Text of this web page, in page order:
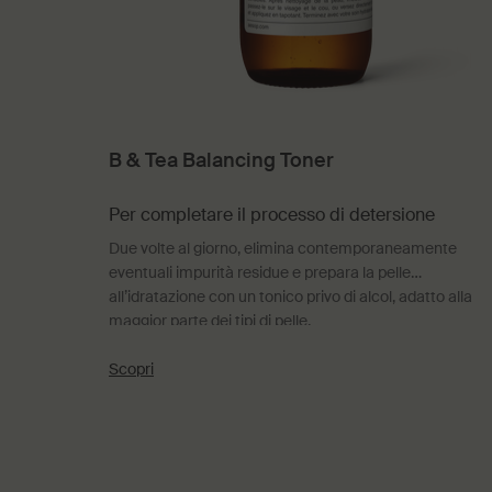
B & Tea Balancing Toner
Per completare il processo di detersione
Due volte al giorno, elimina contemporaneamente
eventuali impurità residue e prepara la pelle
all’idratazione con un tonico privo di alcol, adatto alla
maggior parte dei tipi di pelle.
Scopri